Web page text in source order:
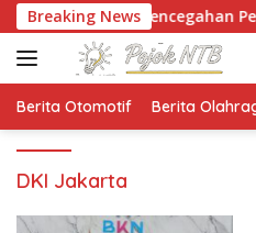
Langsung
ke
konten
Breaking News
Pencegahan
Berita Otomotif Berita
DKI Jakarta